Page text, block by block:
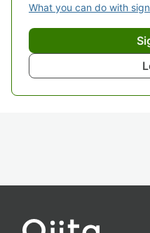
What you can do with